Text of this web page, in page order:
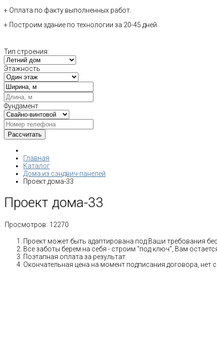
+ Оплата по факту выполненных работ.
+ Построим здание по технологии за 20-45 дней.
Тип строения:
Этажность
Фундамент
Главная
Каталог
Дома из сэндвич-панелей
Проект дома-33
Проект дома-33
Просмотров: 12270
Проект может быть адаптирована под Ваши требования
Все заботы берем на себя - строим "под ключ", Вам
Поэтапная оплата за результат.
Окончательная цена на момент подписания договора, нет